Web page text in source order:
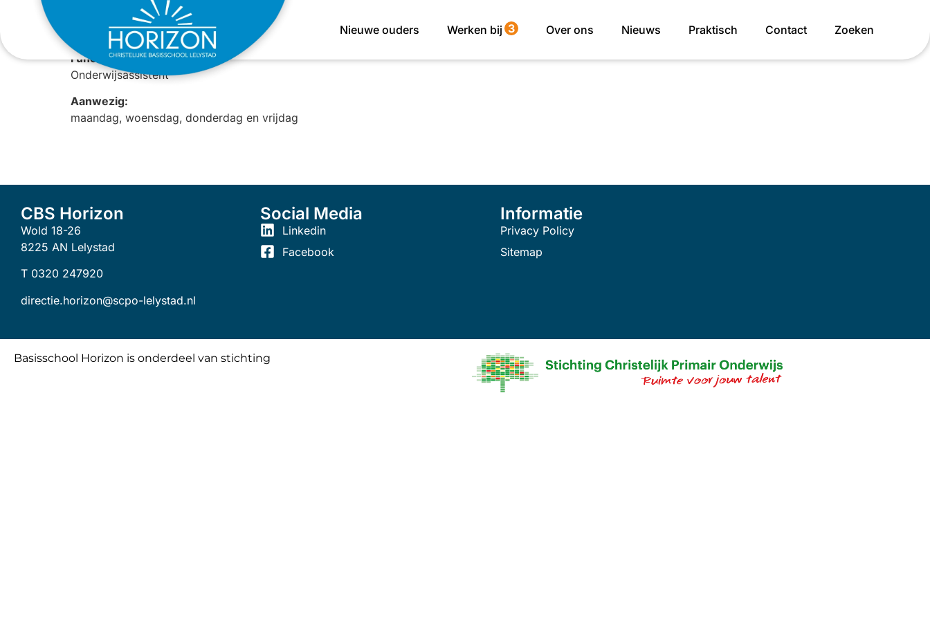
Nieuwe ouders Werken bij 3 Over ons Nieuws Praktisch Contact Zoeken
Chanel Spies
Functie:
Onderwijsassistent
Aanwezig:
maandag, woensdag, donderdag en vrijdag
CBS Horizon
Wold 18-26
8225 AN Lelystad
T 0320 247920
directie.horizon@scpo-lelystad.nl
Social Media
Linkedin
Facebook
Informatie
Privacy Policy
Sitemap
Basisschool Horizon is onderdeel van stichting